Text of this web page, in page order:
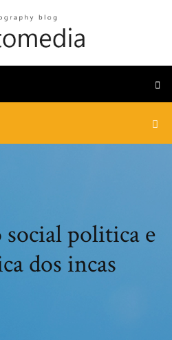
social politica e
dos incas